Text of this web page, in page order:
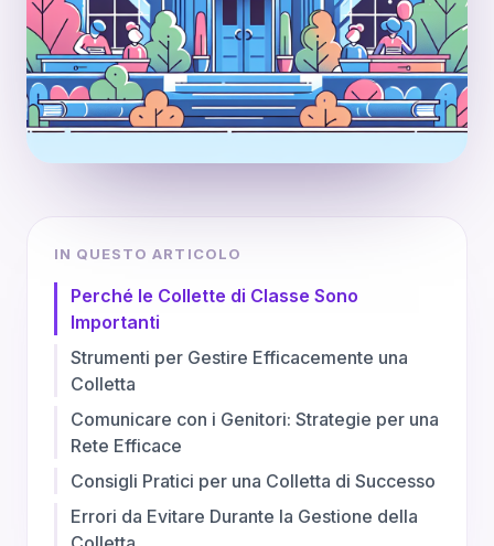
IN QUESTO ARTICOLO
Perché le Collette di Classe Sono
Importanti
Strumenti per Gestire Efficacemente una
Colletta
Comunicare con i Genitori: Strategie per una
Rete Efficace
Consigli Pratici per una Colletta di Successo
Errori da Evitare Durante la Gestione della